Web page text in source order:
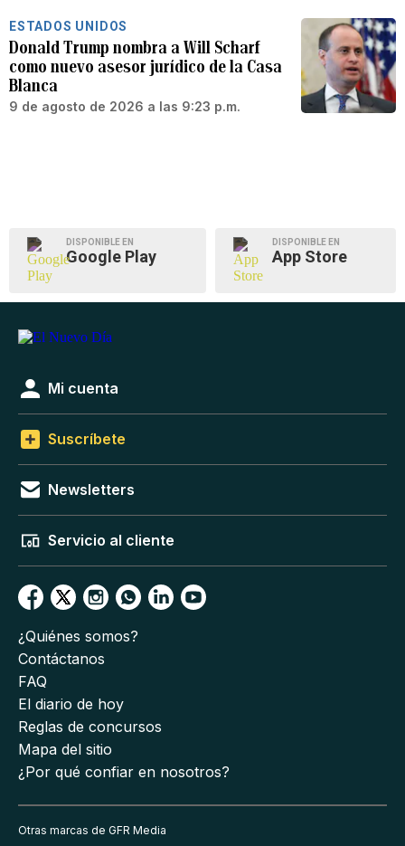
ESTADOS UNIDOS
Donald Trump nombra a Will Scharf
como nuevo asesor jurídico de la Casa
Blanca
9 de agosto de 2026 a las 9:23 p.m.
DISPONIBLE EN
Google Play
DISPONIBLE EN
App Store
Mi cuenta
Suscríbete
Newsletters
Servicio al cliente
¿Quiénes somos?
Contáctanos
FAQ
El diario de hoy
Reglas de concursos
Mapa del sitio
¿Por qué confiar en nosotros?
Otras marcas de GFR Media